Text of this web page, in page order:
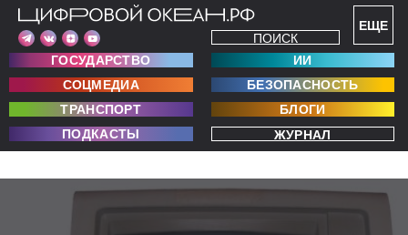
ЕЩЕ
ПОИСК
ГОСУДАРСТВО
ИИ
СОЦМЕДИА
БЕЗОПАСНОСТЬ
ТРАНСПОРТ
БЛОГИ
ПОДКАСТЫ
ЖУРНАЛ